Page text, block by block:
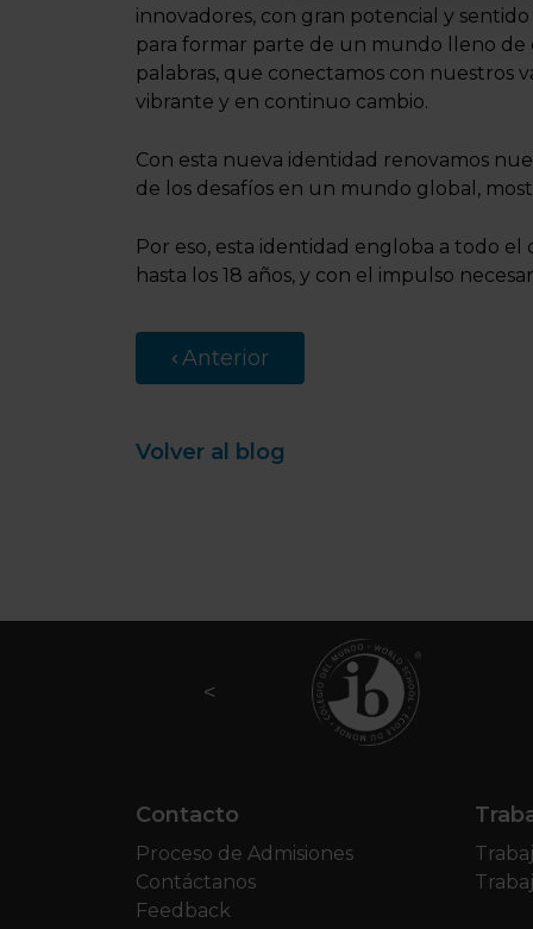
innovadores, con gran potencial y
para formar parte de un mundo lleno de
palabras, que conectamos con nuestros
vibrante y en continuo cambio.
Con esta nueva identidad renovamos
de los desafíos en un mundo global,
Por eso, esta identidad engloba a todo
hasta los 18 años, y con el impulso
Anterior
Volver al blog
Contacto
Proceso de Admisiones
Contáctanos
Feedback